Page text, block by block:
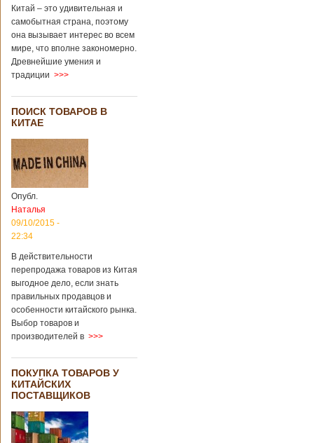
Китай – это удивительная и
самобытная страна, поэтому
она вызывает интерес во всем
мире, что вполне закономерно.
Древнейшие умения и
традиции >>>
ПОИСК ТОВАРОВ В
КИТАЕ
Опубл.
Наталья
09/10/2015 -
22:34
В действительности
перепродажа товаров из Китая
выгодное дело, если знать
правильных продавцов и
особенности китайского рынка.
Выбор товаров и
производителей в >>>
ПОКУПКА ТОВАРОВ У
КИТАЙСКИХ
ПОСТАВЩИКОВ